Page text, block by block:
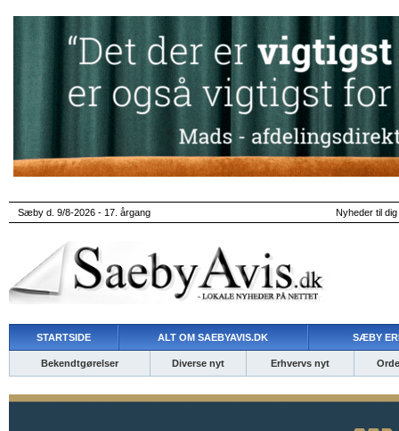
Sæby d. 9/8-2026 - 17. årgang Nyheder til
STARTSIDE ALT OM SAEBYAVIS.DK SÆBY
Bekendtgørelser Diverse nyt Erhvervs nyt